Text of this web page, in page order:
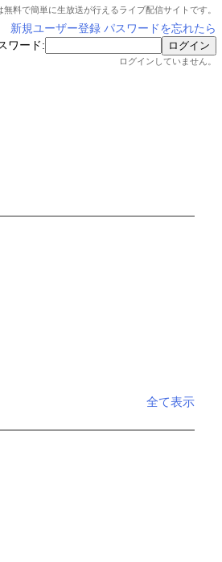
料で簡単に生放送が行えるライブ配信サイトです。
新規ユーザー登録 パスワードを忘れたら
ワード:
ログインしていません。
全て表示